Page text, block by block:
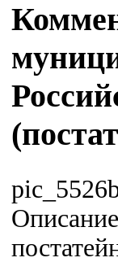
Описание